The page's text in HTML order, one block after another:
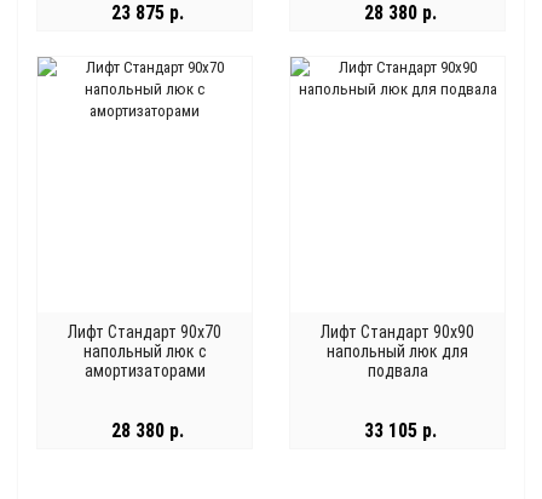
23 875 р. 28 380 р.
Лифт Стандарт 90x70
напольный люк с
амортизаторами
28 380 р.
Лифт Стандарт 90x90
напольный люк для
подвала
33 105 р.